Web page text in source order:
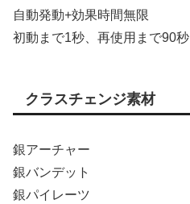
自動発動+効果時間無限
初動まで1秒、再使用まで90秒
クラスチェンジ素材
銀アーチャー
銀バンデット
銀パイレーツ